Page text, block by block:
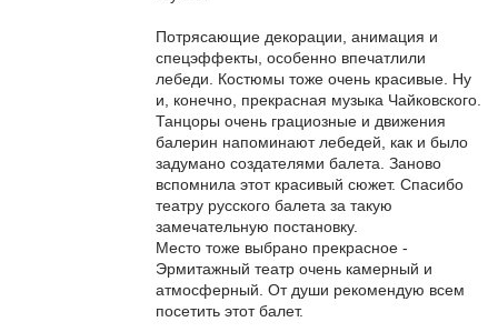
Потрясающие декорации, анимация и
спецэффекты, особенно впечатлили
лебеди. Костюмы тоже очень красивые. Ну
и, конечно, прекрасная музыка Чайковского.
Танцоры очень грациозные и движения
балерин напоминают лебедей, как и было
задумано создателями балета. Заново
вспомнила этот красивый сюжет. Спасибо
театру русского балета за такую
замечательную постановку.
Место тоже выбрано прекрасное -
Эрмитажный театр очень камерный и
атмосферный. От души рекомендую всем
посетить этот балет.